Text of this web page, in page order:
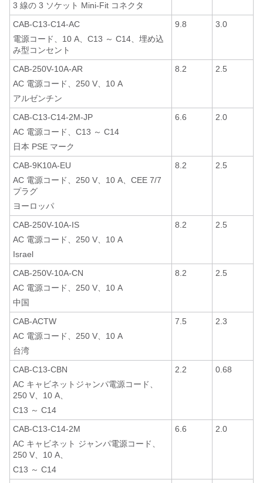
3 線の 3 ソケット Mini-Fit コネクタ
CAB-C13-C14-AC
電源コード、10 A、C13 ～ C14、埋め込
み型コンセント
9.8 3.0
CAB-250V-10A-AR
AC 電源コード、250 V、10 A
アルゼンチン
8.2 2.5
CAB-C13-C14-2M-JP
AC 電源コード、C13 ～ C14
日本 PSE マーク
6.6 2.0
CAB-9K10A-EU
AC 電源コード、250 V、10 A、CEE 7/7
プラグ
ヨーロッパ
8.2 2.5
CAB-250V-10A-IS
AC 電源コード、250 V、10 A
Israel
8.2 2.5
CAB-250V-10A-CN
AC 電源コード、250 V、10 A
中国
8.2 2.5
CAB-ACTW
AC 電源コード、250 V、10 A
台湾
7.5 2.3
CAB-C13-CBN
AC キャビネットジャンパ電源コード、
250 V、10 A、
C13 ～ C14
2.2 0.68
CAB-C13-C14-2M
AC キャビネット ジャンパ電源コード、
250 V、10 A、
C13 ～ C14
6.6 2.0